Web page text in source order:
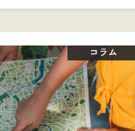
コラム